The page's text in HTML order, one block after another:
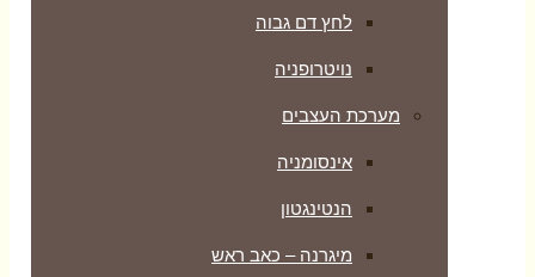
לחץ דם גבוה
נויטרופניה
מערכת העצבים
אינסומניה
הנטינגטון
מיגרנה – כאב ראש